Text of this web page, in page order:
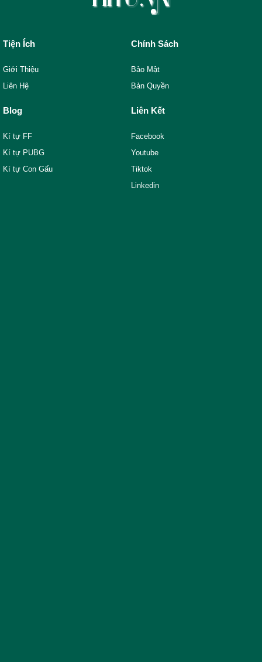
Tiện Ích
Giới Thiệu
Liên Hệ
Chính Sách
Bảo Mật
Bản Quyền
Blog
Kí tự FF
Kí tự PUBG
Kí tự Con Gấu
Liên Kết
Facebook
Youtube
Tiktok
Linkedin